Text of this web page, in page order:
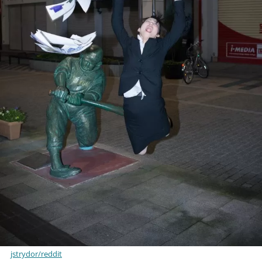
jstrydor/reddit